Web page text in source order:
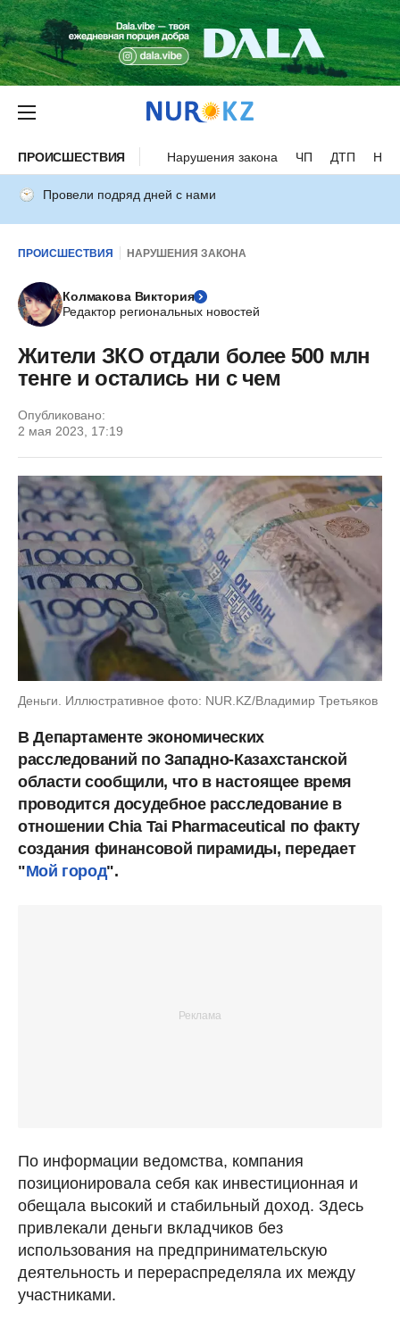
ПРОИСШЕСТВИЯ Нарушения закона ЧП ДТП
Провели подряд дней с нами
ПРОИСШЕСТВИЯ НАРУШЕНИЯ ЗАКОНА
Колмакова Виктория
Редактор региональных новостей
Жители ЗКО отдали более 500 млн
тенге и остались ни с чем
Опубликовано:
2 мая 2023, 17:19
Деньги. Иллюстративное фото: NUR.KZ/Владимир Третьяков
В Департаменте экономических
расследований по Западно-Казахстанской
области сообщили, что в настоящее время
проводится досудебное расследование в
отношении Chia Tai Pharmaceutical по факту
создания финансовой пирамиды, передает
"Мой город".
По информации ведомства, компания
позиционировала себя как инвестиционная и
обещала высокий и стабильный доход. Здесь
привлекали деньги вкладчиков без
использования на предпринимательскую
деятельность и перераспределяла их между
участниками.